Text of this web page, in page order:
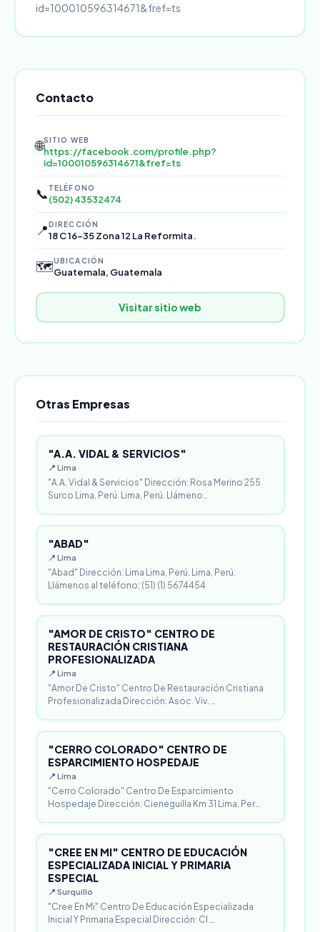
id=100010596314671&fref=ts
Contacto
🌐SITIO WEB
https://facebook.com/profile.php?
id=100010596314671&fref=ts
📞 TELÉFONO
(502) 43532474
📍DIRECCIÓN
18 C 16-35 Zona 12 La Reformita.
🗺️UBICACIÓN
Guatemala, Guatemala
Visitar sitio web
Otras Empresas
"A.A. VIDAL & SERVICIOS"
📍 Lima
"A.A. Vidal & Servicios" Dirección: Rosa Merino 255
Surco Lima, Perú. Lima, Perú. Llámeno…
"ABAD"
📍 Lima
"Abad" Dirección: Lima Lima, Perú. Lima, Perú.
Llámenos al teléfono: (51) (1) 5674454
"AMOR DE CRISTO" CENTRO DE
RESTAURACIÓN CRISTIANA
PROFESIONALIZADA
📍 Lima
"Amor De Cristo" Centro De Restauración Cristiana
Profesionalizada Dirección: Asoc. Viv. …
"CERRO COLORADO" CENTRO DE
ESPARCIMIENTO HOSPEDAJE
📍 Lima
"Cerro Colorado" Centro De Esparcimiento
Hospedaje Dirección: Cieneguilla Km 31 Lima, Per…
"CREE EN MI" CENTRO DE EDUCACIÓN
ESPECIALIZADA INICIAL Y PRIMARIA
ESPECIAL
📍 Surquillo
"Cree En Mi" Centro De Educación Especializada
Inicial Y Primaria Especial Dirección: Cl.…